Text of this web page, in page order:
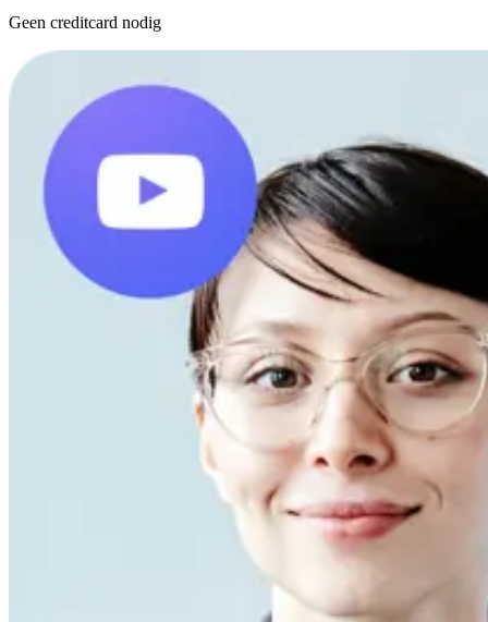
Geen creditcard nodig